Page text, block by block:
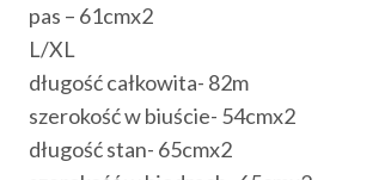
pas – 61cmx2
L/XL
długość całkowita- 82m
szerokość w biuście- 54cmx2
długość stan- 65cmx2